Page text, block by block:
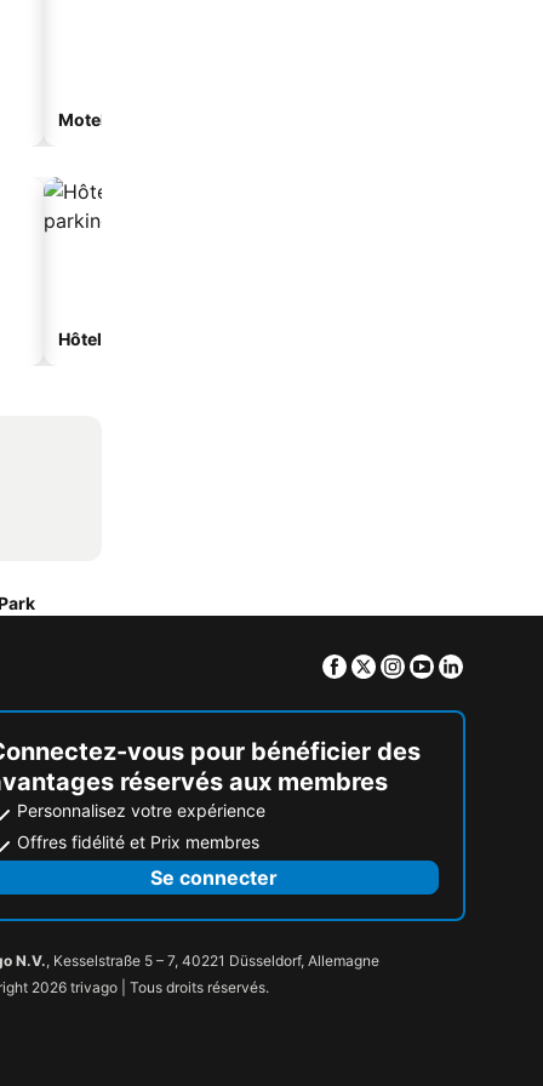
Motel
Hôtels avec parking
Facebook
TwitterInstagram
Youtube
vous pour bénéficier des
réservés aux membres
Personnalisez votre expérience
Offres fidélité et Prix membres
Se connecter
N.V., Kesselstraße 5 – 7, 40221 Düsseldorf, Allemagne
2026 trivago | Tous droits réservés.